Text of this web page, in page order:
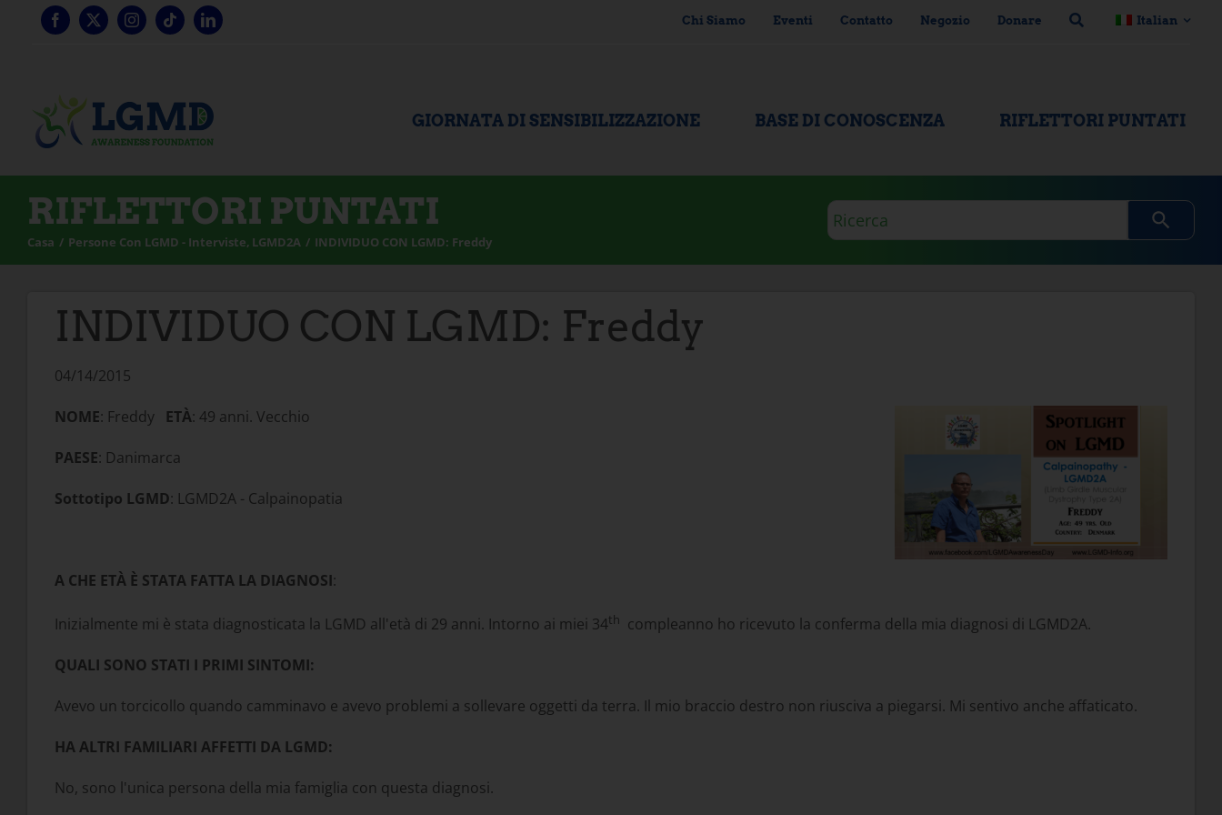
Chi Siamo Eventi Contatto Negozio Donare Italian
GIORNATA DI SENSIBILIZZAZIONE BASE DI CONOSCENZA RIFLETTORI PUNTATI
RIFLETTORI PUNTATI
Casa Persone Con LGMD - Interviste LGMD2A INDIVIDUO CON LGMD: Freddy
Domanda
di
ricerca
INDIVIDUO CON LGMD: Freddy
04/14/2015
NOME: Freddy ETÀ: 49 anni. Vecchio
PAESE: Danimarca
Sottotipo LGMD: LGMD2A - Calpainopatia
A CHE ETÀ È STATA FATTA LA DIAGNOSI:
Inizialmente mi è stata diagnosticata la LGMD all'età di 29 anni. Intorno ai miei 34th compleanno ho ricevuto la conferma della mia diagnosi di LGMD2A.
QUALI SONO STATI I PRIMI SINTOMI:
Avevo un torcicollo quando camminavo e avevo problemi a sollevare oggetti da terra. Il mio braccio destro non riusciva a piegarsi. Mi sentivo anche affaticato.
HA ALTRI FAMILIARI AFFETTI DA LGMD:
No, sono l'unica persona della mia famiglia con questa diagnosi.